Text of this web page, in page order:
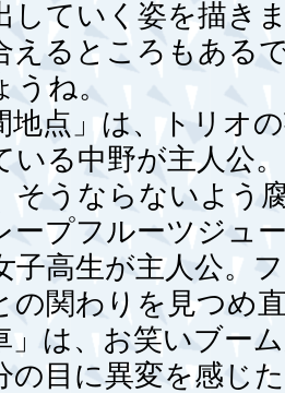
していく姿を描き
えるところもある
うね。
点」は、トリオ
いる中野が主人公
そうならないよう
プフルーツジュ
子高生が主人公。
の関わりを見つめ
は、お笑いブー
の目に異変を感じ